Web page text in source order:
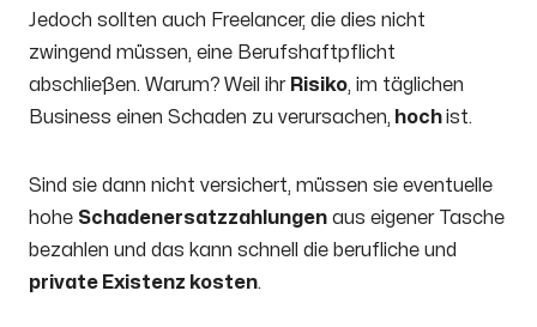
Jedoch sollten auch Freelancer, die dies nicht
zwingend müssen, eine Berufshaftpflicht
abschließen. Warum? Weil ihr Risiko, im täglichen
Business einen Schaden zu verursachen, hochist.
Sind sie dann nicht versichert, müssen sie eventuelle
hohe Schadenersatzzahlungen aus eigener Tasche
bezahlen und das kann schnell die berufliche und
private Existenz kosten.